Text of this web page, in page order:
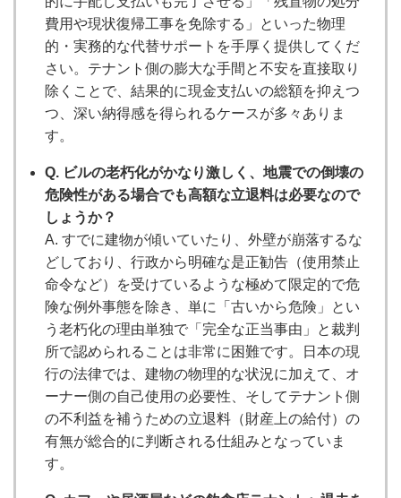
費用や現状復帰工事を免除する」といった物理
的・実務的な代替サポートを手厚く提供してくだ
さい。テナント側の膨大な手間と不安を直接取り
除くことで、結果的に現金支払いの総額を抑えつ
つ、深い納得感を得られるケースが多々ありま
す。
Q. ビルの老朽化がかなり激しく、地震での倒壊の
危険性がある場合でも高額な立退料は必要なので
しょうか？
A. すでに建物が傾いていたり、外壁が崩落するな
どしており、行政から明確な是正勧告（使用禁止
命令など）を受けているような極めて限定的で危
険な例外事態を除き、単に「古いから危険」とい
う老朽化の理由単独で「完全な正当事由」と裁判
所で認められることは非常に困難です。日本の現
行の法律では、建物の物理的な状況に加えて、オ
ーナー側の自己使用の必要性、そしてテナント側
の不利益を補うための立退料（財産上の給付）の
有無が総合的に判断される仕組みとなっていま
す。